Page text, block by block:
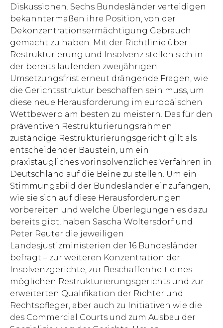
Diskussionen. Sechs Bundesländer verteidigen
bekanntermaßen ihre Position, von der
Dekonzentrationsermächtigung Gebrauch
gemacht zu haben. Mit der Richtlinie über
Restrukturierung und Insolvenz stellen sich in
der bereits laufenden zweijährigen
Umsetzungsfrist erneut drängende Fragen, wie
die Gerichtsstruktur beschaffen sein muss, um
diese neue Herausforderung im europäischen
Wettbewerb am besten zu meistern. Das für den
präventiven Restrukturierungsrahmen
zuständige Restrukturierungsgericht gilt als
entscheidender Baustein, um ein
praxistaugliches vorinsolvenzliches Verfahren in
Deutschland auf die Beine zu stellen. Um ein
Stimmungsbild der Bundesländer einzufangen,
wie sie sich auf diese Herausforderungen
vorbereiten und welche Überlegungen es dazu
bereits gibt, haben Sascha Woltersdorf und
Peter Reuter die jeweiligen
Landesjustizministerien der 16 Bundesländer
befragt – zur weiteren Konzentration der
Insolvenzgerichte, zur Beschaffenheit eines
möglichen Restrukturierungsgerichts und zur
erweiterten Qualifikation der Richter und
Rechtspfleger, aber auch zu Initiativen wie die
des Commercial Courts und zum Ausbau der